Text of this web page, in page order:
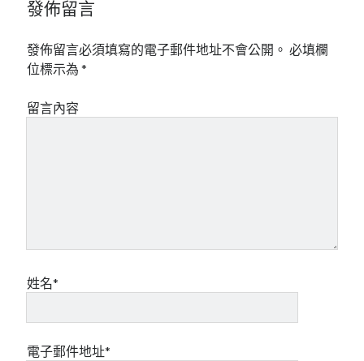
發佈留言
發佈留言必須填寫的電子郵件地址不會公開。 必填欄
位標示為*
留言內容
姓名*
電子郵件地址*